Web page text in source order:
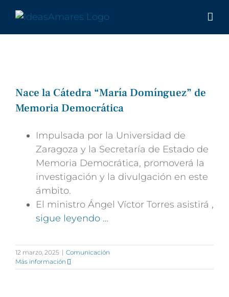
contenido
Nace la Cátedra “María Domínguez” de
Memoria Democrática
Impulsada por la Universidad de
Zaragoza y la Secretaría de Estado de
Memoria Democrática, promoverá la
investigación y la divulgación en este
ámbito.
El ministro Ángel Víctor Torres asistirá ,
sigue leyendo …
12 marzo, 2025 | Comunicación
Más información